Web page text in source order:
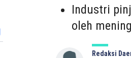
Industri
oleh
Redaksi